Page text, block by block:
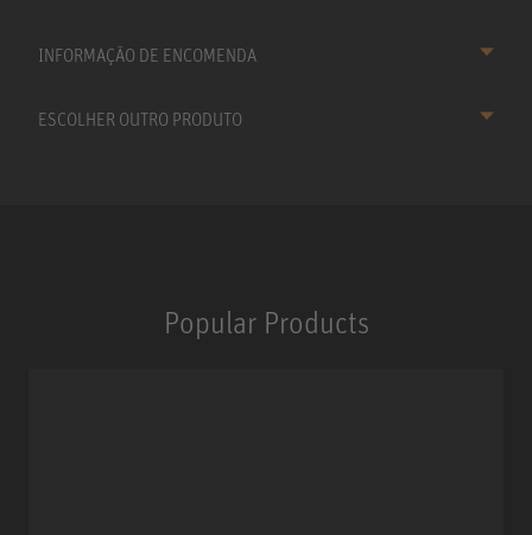
INFORMAÇÃO DE ENCOMENDA
ESCOLHER OUTRO PRODUTO
Popular Products